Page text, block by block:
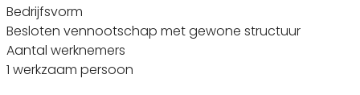
Bedrijfsvorm
Besloten vennootschap met gewone structuur
Aantal werknemers
1 werkzaam persoon